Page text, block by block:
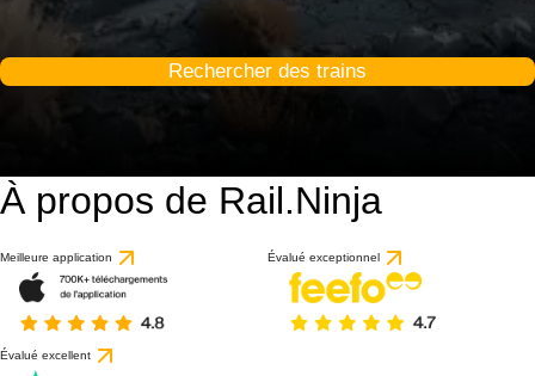
Rechercher des trains
À propos de Rail.Ninja
Meilleure application Évalué exceptionnel
Évalué excellent